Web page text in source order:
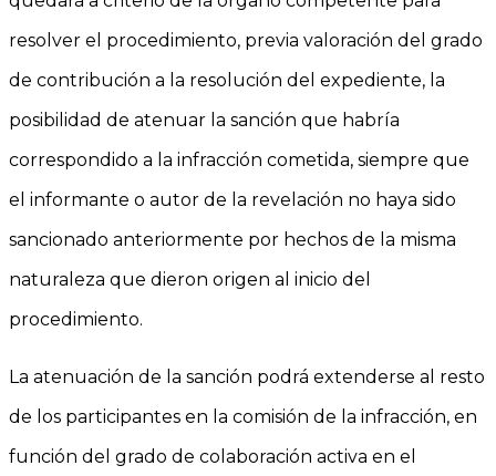
resolver el procedimiento, previa valoración del grado
de contribución a la resolución del expediente, la
posibilidad de atenuar la sanción que habría
correspondido a la infracción cometida, siempre que
el informante o autor de la revelación no haya sido
sancionado anteriormente por hechos de la misma
naturaleza que dieron origen al inicio del
procedimiento.
La atenuación de la sanción podrá extenderse al resto
de los participantes en la comisión de la infracción, en
función del grado de colaboración activa en el